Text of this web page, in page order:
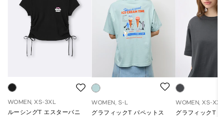
WOMEN, XS-3XL
ルーシングT エスターバニ
WOMEN, S-L
グラフィックT パペットス
WOMEN, XS-
グラフィックT